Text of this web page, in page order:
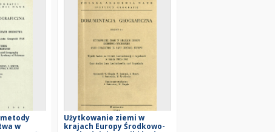
w
Użytkowanie ziemi w
krajach Europy Środkowo-